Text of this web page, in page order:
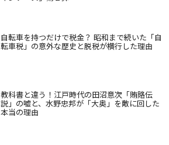
自転車を持つだけで税金？ 昭和まで続いた「自
転車税」の意外な歴史と脱税が横行した理由
教科書と違う！江戸時代の田沼意次「賄賂伝
説」の嘘と、水野忠邦が「大奥」を敵に回した
本当の理由